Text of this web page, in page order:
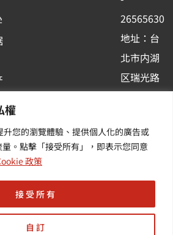
權
您的瀏覽體驗、提供個人化的廣告或
。點擊「接受所有」，即表示您同意
政策
自訂
接受所有
k
-
s
q
u
r
e
n
26565630
地址：台
北市内湖
区瑞光路
订阅羽升
新讯 | 提
产业资讯